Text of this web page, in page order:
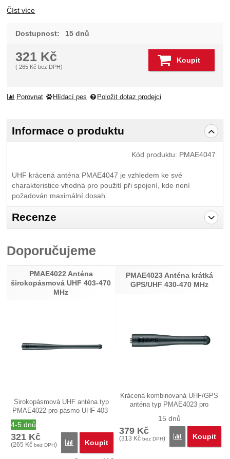
Číst více
Dostupnost: 15 dnů
321 Kč
( 265 Kč bez DPH)
Koupit
Porovnat Hlídací pes Položit dotaz prodejci
Informace o produktu
Kód produktu: PMAE4047
UHF krácená anténa PMAE4047 je vzhledem ke své
charakteristice vhodná pro použití při spojení, kde není
požadován maximální dosah.
Recenze
Recenze
Nebyla přidána žádná recenze.
Doporučujeme
PMAE4022 Anténa
širokopásmová UHF 403-470
MHz
Širokopásmová UHF anténa typ
PMAE4022 pro pásmo UHF 403-
4-5 dnů
321 Kč
(265 Kč bez DPH) Porovnat
Koupit
PMAE4023 Anténa krátká
GPS/UHF 430-470 MHz
Krácená kombinovaná UHF/GPS
anténa typ PMAE4023 pro
15 dnů
379 Kč
(313 Kč bez DPH) Porovnat
Koupit